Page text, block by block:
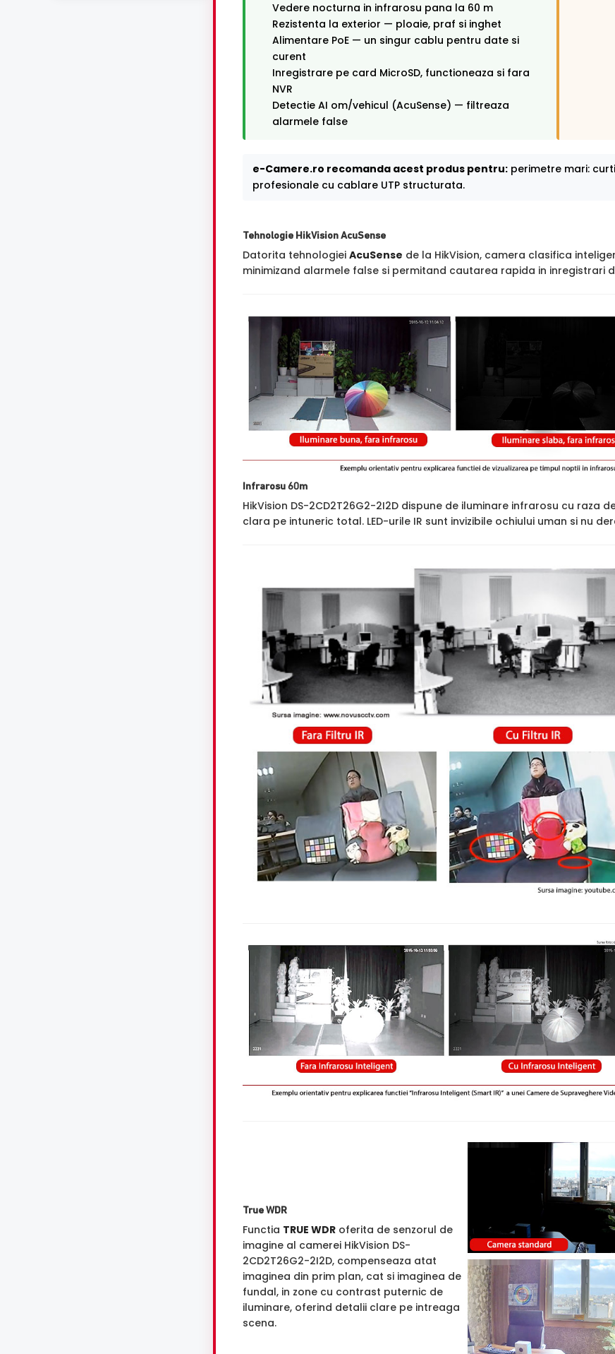
Vedere nocturna in infrarosu pana la 60 m
Rezistenta la exterior — ploaie, praf si inghet
Alimentare PoE — un singur cablu pentru date si
curent
Inregistrare pe card MicroSD, functioneaza si fara
NVR
Detectie AI om/vehicul (AcuSense) — filtreaza
alarmele false
e-Camere.ro recomanda acest produs pentru: perimetre mari:
profesionale cu cablare UTP structurata.
Tehnologie HikVision AcuSense
Datorita tehnologiei AcuSense de la HikVision, camera clasifica
minimizand alarmele false si permitand cautarea rapida in inregistrari
Infrarosu 60m
HikVision DS-2CD2T26G2-2I2D dispune de iluminare infrarosu cu raza
clara pe intuneric total. LED-urile IR sunt invizibile ochiului uman si nu
True WDR
Functia TRUE WDR oferita de senzorul de
imagine al camerei HikVision DS-
2CD2T26G2-2I2D, compenseaza atat
imaginea din prim plan, cat si imaginea de
fundal, in zone cu contrast puternic de
iluminare, oferind detalii clare pe intreaga
scena.